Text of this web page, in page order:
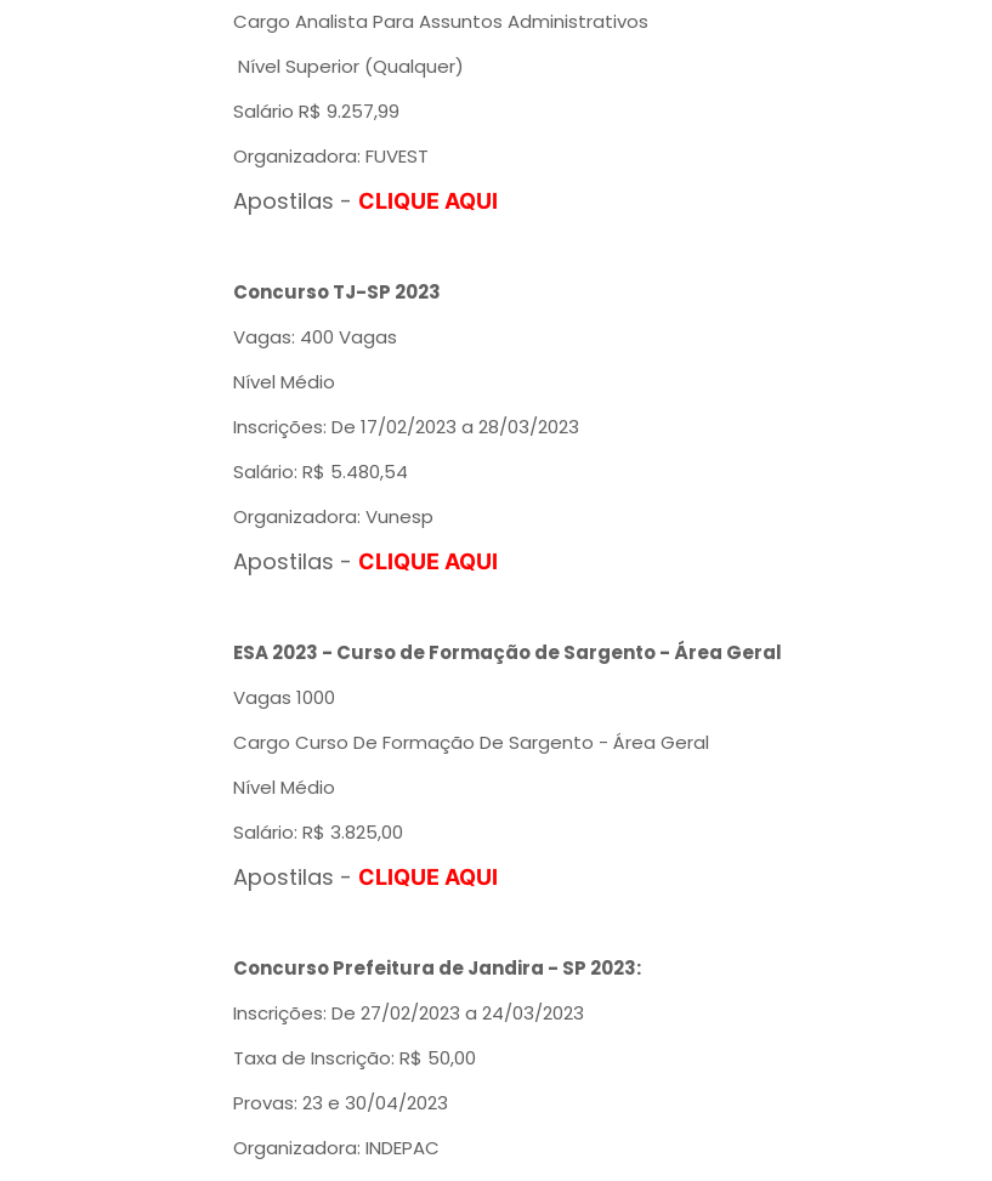
Cargo Analista Para Assuntos Administrativos
Nível Superior (Qualquer)
Salário R$ 9.257,99
Organizadora: FUVEST
Apostilas - CLIQUE AQUI
Concurso TJ-SP 2023
Vagas: 400 Vagas
Nível Médio
Inscrições: De 17/02/2023 a 28/03/2023
Salário: R$ 5.480,54
Organizadora: Vunesp
Apostilas - CLIQUE AQUI
ESA 2023 - Curso de Formação de Sargento - Área Geral
Vagas 1000
Cargo Curso De Formação De Sargento - Área Geral
Nível Médio
Salário: R$ 3.825,00
Apostilas - CLIQUE AQUI
Concurso Prefeitura de Jandira - SP 2023:
Inscrições: De 27/02/2023 a 24/03/2023
Taxa de Inscrição: R$ 50,00
Provas: 23 e 30/04/2023
Organizadora: INDEPAC